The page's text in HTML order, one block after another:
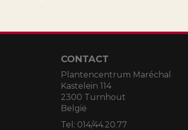
CONTACT
Plantencentrum Maréchal
Kastelein 114
2300 Turnhout
België
Tel: 014/44.20.77